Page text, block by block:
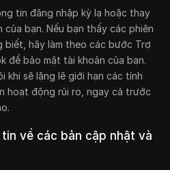
tin đăng nhập kỳ lạ hoặc thay
bạn. Nếu bạn thấy các phiên
biết, hãy làm theo các bước Trợ
để bảo mật tài khoản của bạn.
khi sẽ lặng lẽ giới hạn các tính
hoạt động rủi ro, ngay cả trước
về các bản cập nhật và